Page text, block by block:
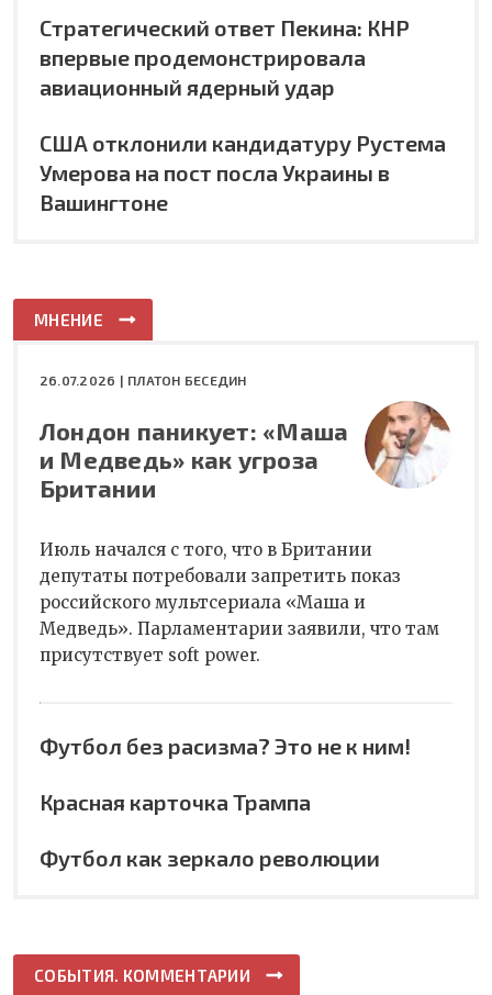
Стратегический ответ Пекина: КНР
впервые продемонстрировала
авиационный ядерный удар
США отклонили кандидатуру Рустема
Умерова на пост посла Украины в
Вашингтоне
МНЕНИЕ
26.07.2026 | ПЛАТОН БЕСЕДИН
Лондон паникует: «Маша
и Медведь» как угроза
Британии
Июль начался с того, что в Британии
депутаты потребовали запретить показ
российского мультсериала «Маша и
Медведь». Парламентарии заявили, что там
присутствует soft power.
Футбол без расизма? Это не к ним!
Красная карточка Трампа
Футбол как зеркало революции
СОБЫТИЯ. КОММЕНТАРИИ